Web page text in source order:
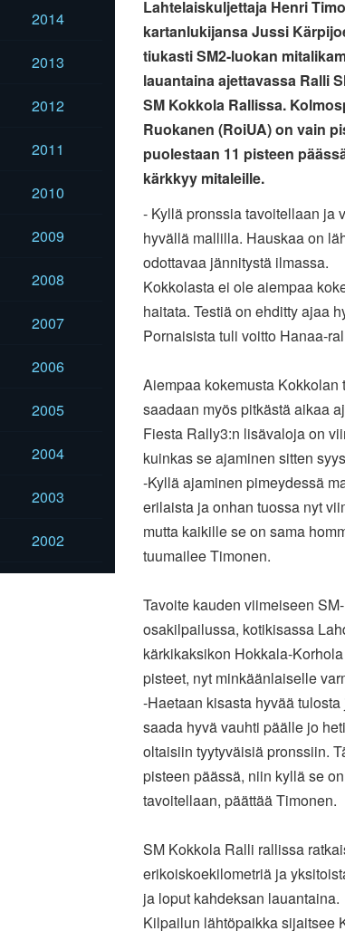
2014
2013
2012
2011
2010
2009
2008
2007
2006
2005
2004
2003
2002
Lahtelaiskuljettaja Henri
kartanlukijansa Jussi
tiukasti SM2-luokan
lauantaina ajettavassa Ralli
SM Kokkola Rallissa.
Ruokanen (RoiUA) on vain
puolestaan 11 pisteen
kärkkyy mitaleille.
- Kyllä pronssia tavoitellaan ja
hyvällä mallilla. Hauskaa on
odottavaa jännitystä ilmassa.
Kokkolasta ei ole aiempaa
haitata. Testiä on ehditty ajaa
Pornaisista tuli voitto Hanaa-
Aiempaa kokemusta
saadaan myös pitkästä aikaa
Fiesta Rally3:n lisävaloja on
kuinkas se ajaminen sitten
-Kyllä ajaminen pimeydessä
erilaista ja onhan tuossa nyt
mutta kaikille se on sama
tuumailee Timonen.
Tavoite kauden viimeiseen
osakilpailussa, kotikisassa
kärkikaksikon Hokkala-
pisteet, nyt minkäänlaiselle
-Haetaan kisasta hyvää
saada hyvä vauhti päälle jo
oltaisiin tyytyväisiä pronssiin.
pisteen päässä, niin kyllä se
tavoitellaan, päättää Timonen.
SM Kokkola Ralli rallissa
erikoiskoekilometriä ja
ja loput kahdeksan lauantaina.
Kilpailun lähtöpaikka sijaitsee